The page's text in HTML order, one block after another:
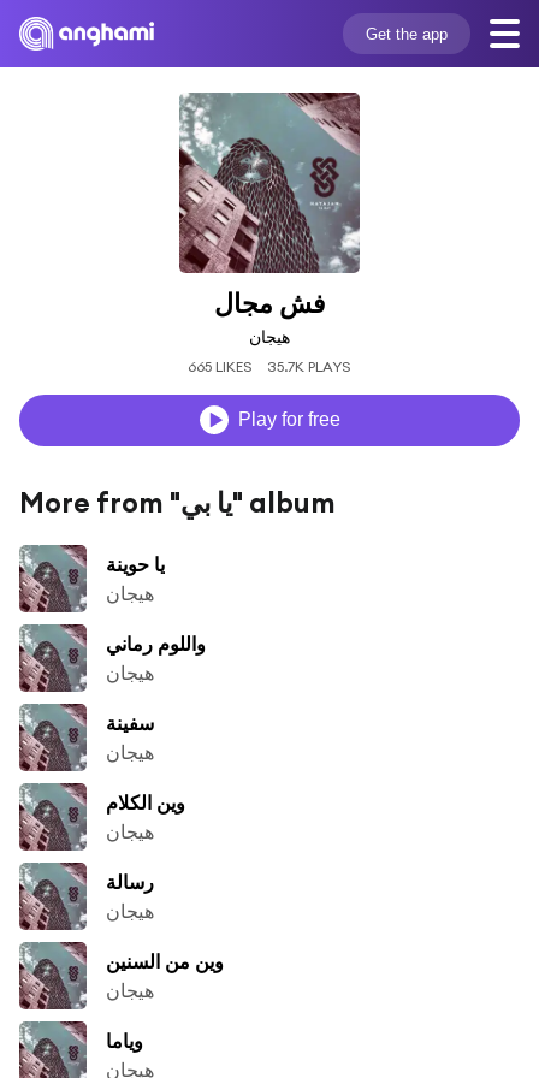
Get the app
فش مجال
هيجان
665 LIKES 35.7K PLAYS
Play for free
More from "يا بي" album
يا حوينة
هيجان
واللوم رماني
هيجان
سفينة
هيجان
وين الكلام
هيجان
رسالة
هيجان
وين من السنين
هيجان
وياما
هيجان